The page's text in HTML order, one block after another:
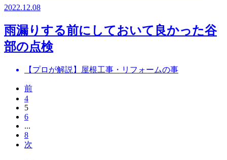
2022.12.08
雨漏りする前にしておいて良かった谷
部の点検
【プロが解説】屋根工事・リフォームの事
前
4
5
6
...
8
次